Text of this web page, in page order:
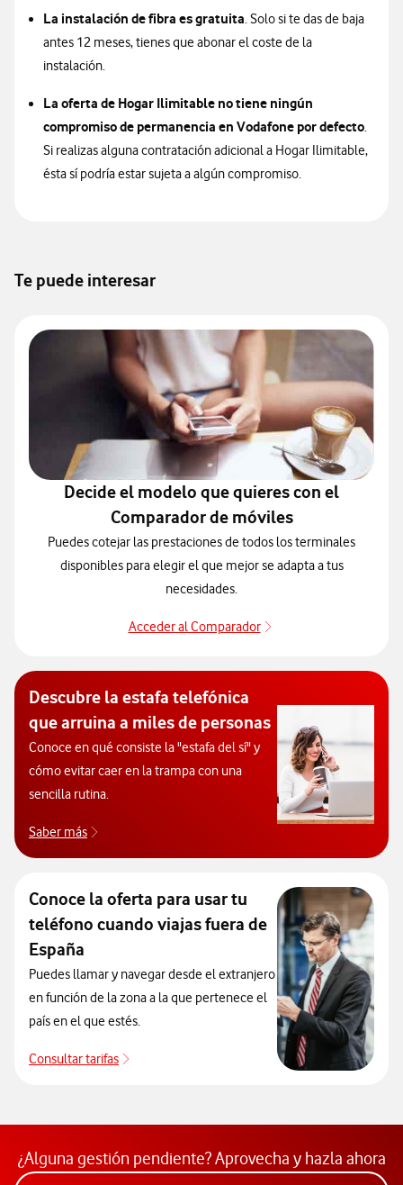
La instalación de fibra es gratuita. Solo si te das de baja
antes 12 meses, tienes que abonar el coste de la
instalación.
La oferta de Hogar Ilimitable no tiene ningún
compromiso de permanencia en Vodafone por defecto.
Si realizas alguna contratación adicional a Hogar Ilimitable,
ésta sí podría estar sujeta a algún compromiso.
Te puede interesar
Decide el modelo que quieres con el
Comparador de móviles
Puedes cotejar las prestaciones de todos los terminales
disponibles para elegir el que mejor se adapta a tus
necesidades.
Acceder al Comparador
Descubre la estafa telefónica
que arruina a miles de personas
Conoce en qué consiste la "estafa del sí" y
cómo evitar caer en la trampa con una
sencilla rutina.
Saber más
Conoce la oferta para usar tu
teléfono cuando viajas fuera de
España
Puedes llamar y navegar desde el extranjero
en función de la zona a la que pertenece el
país en el que estés.
Consultar tarifas
¿Alguna gestión pendiente? Aprovecha y hazla ahora